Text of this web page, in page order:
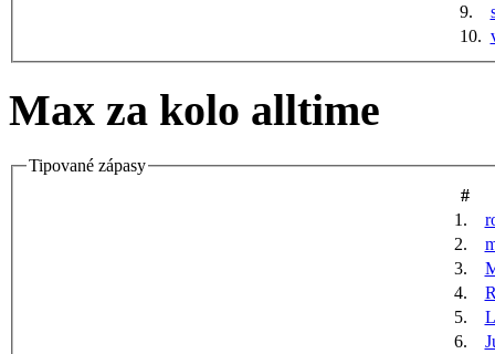
9.
10.
Max za kolo alltime
Tipované zápasy
#
1.
2.
3.
4.
5.
6.